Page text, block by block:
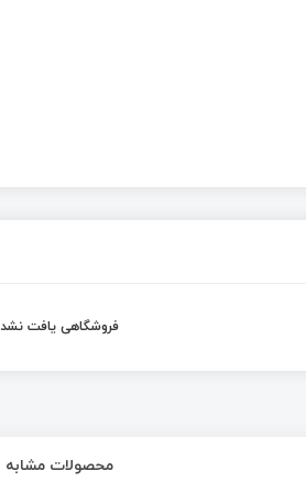
فروشگاهی یافت نشد
محصولات مشابه